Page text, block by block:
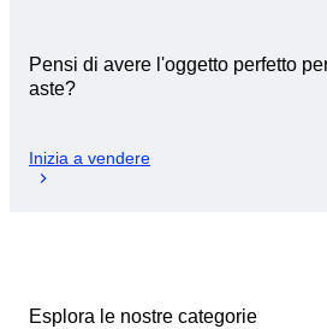
Pensi di avere l'oggetto perfetto
aste?
Inizia a vendere
Esplora le nostre categorie